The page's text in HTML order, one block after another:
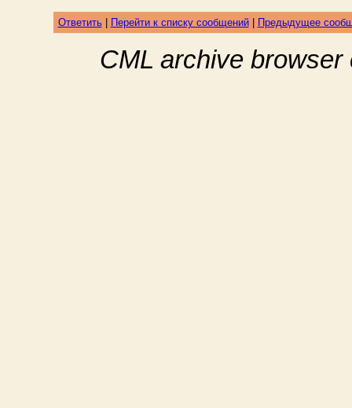
Ответить| Перейти к списку сообщений| Предыдущее
CML archive